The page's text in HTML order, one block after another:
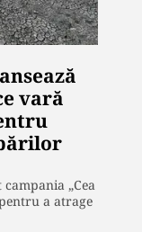
vară
„Cea
a atrage